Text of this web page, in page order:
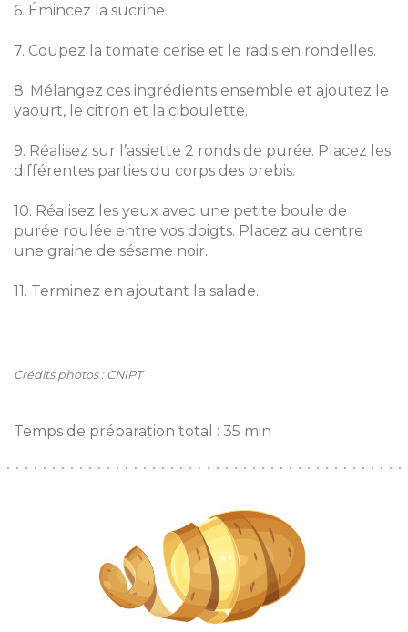
6. Émincez la sucrine.
7. Coupez la tomate cerise et le radis en rondelles.
8. Mélangez ces ingrédients ensemble et ajoutez le
yaourt, le citron et la ciboulette.
9. Réalisez sur l’assiette 2 ronds de purée. Placez les
différentes parties du corps des brebis.
10. Réalisez les yeux avec une petite boule de
purée roulée entre vos doigts. Placez au centre
une graine de sésame noir.
11. Terminez en ajoutant la salade.
Crédits photos : CNIPT
Temps de préparation total : 35 min